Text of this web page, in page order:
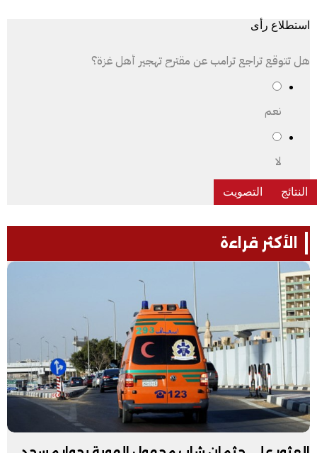
استطلاع رأى
هل تتوقع تراجع ترامب عن مقترح تهجير أهل غزة؟
نعم
لا
الأكثر قراءة